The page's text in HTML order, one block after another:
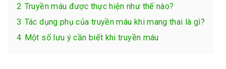
2 Truyền máu được thực hiện như thế nào?
3 Tác dụng phụ của truyền máu khi mang thai là gì?
4 Một số lưu ý cần biết khi truyền máu